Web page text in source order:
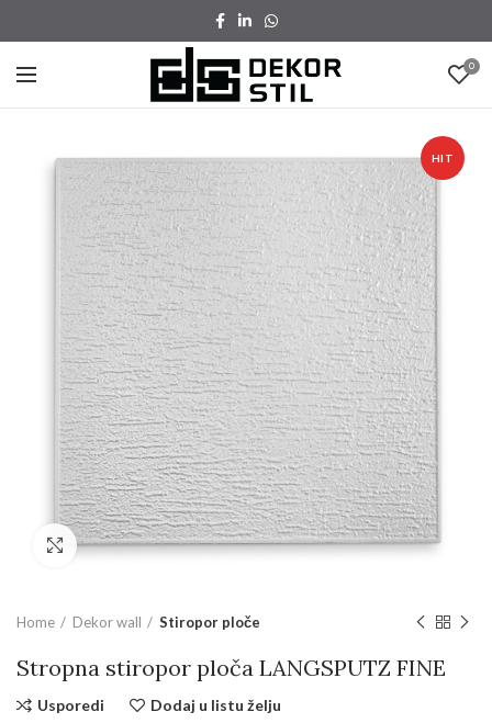
0
HIT
Povećajte sliku
Home Dekor wall Stiropor ploče
Stropna stiropor ploča LANGSPUTZ FINE
Usporedi Dodaj u listu želju